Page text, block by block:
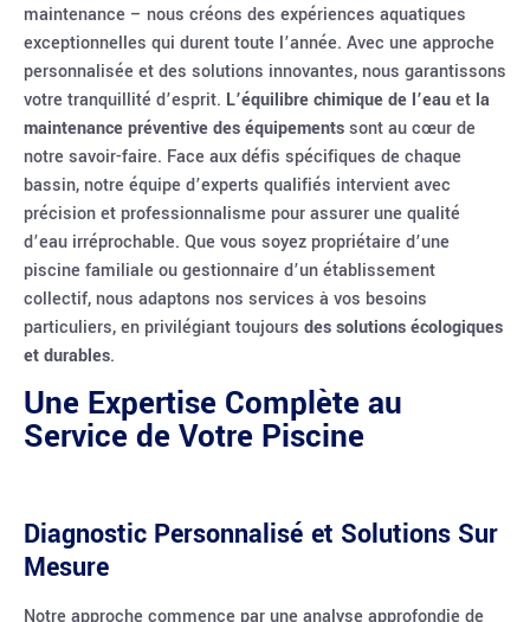
maintenance – nous créons des expériences aquatiques
exceptionnelles qui durent toute l’année. Avec une approche
personnalisée et des solutions innovantes, nous garantissons
votre tranquillité d’esprit. L’équilibre chimique de l’eauet la
maintenance préventive des équipementssont au cœur de
notre savoir-faire. Face aux défis spécifiques de chaque
bassin, notre équipe d’experts qualifiés intervient avec
précision et professionnalisme pour assurer une qualité
d’eau irréprochable. Que vous soyez propriétaire d’une
piscine familiale ou gestionnaire d’un établissement
collectif, nous adaptons nos services à vos besoins
particuliers, en privilégiant toujours des solutions écologiques
et durables.
Une Expertise Complète au
Service de Votre Piscine
Diagnostic Personnalisé et Solutions Sur
Mesure